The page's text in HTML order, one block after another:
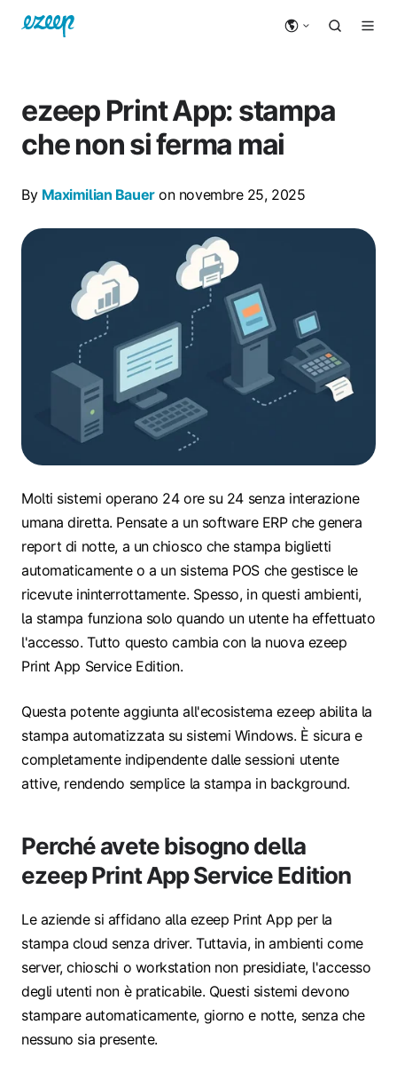
ezeep Print App: stampa
che non si ferma mai
By Maximilian Baueron novembre 25, 2025
Molti sistemi operano 24 ore su 24 senza interazione
umana diretta. Pensate a un software ERP che genera
report di notte, a un chiosco che stampa biglietti
automaticamente o a un sistema POS che gestisce le
ricevute ininterrottamente. Spesso, in questi ambienti,
la stampa funziona solo quando un utente ha effettuato
l'accesso. Tutto questo cambia con la nuova ezeep
Print App Service Edition.
Questa potente aggiunta all'ecosistema ezeep abilita la
stampa automatizzata su sistemi Windows. È sicura e
completamente indipendente dalle sessioni utente
attive, rendendo semplice la stampa in background.
Perché avete bisogno della
ezeep Print App Service Edition
Le aziende si affidano alla ezeep Print App per la
stampa cloud senza driver. Tuttavia, in ambienti come
server, chioschi o workstation non presidiate, l'accesso
degli utenti non è praticabile. Questi sistemi devono
stampare automaticamente, giorno e notte, senza che
nessuno sia presente.